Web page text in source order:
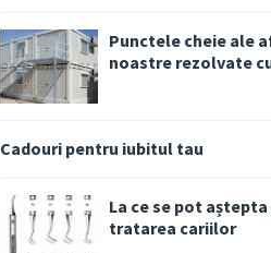
Punctele cheie ale
noastre rezolvate
Cadouri pentru iubitul tau
La ce se pot
tratarea cariilor